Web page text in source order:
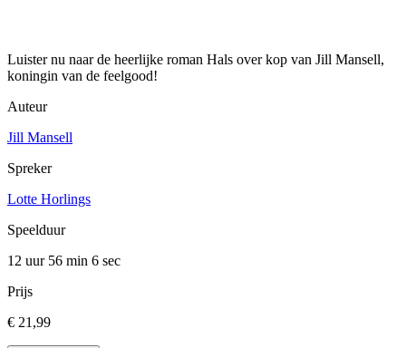
Luister nu naar de heerlijke roman Hals over kop van Jill Mansell,
koningin van de feelgood!
Auteur
Jill Mansell
Spreker
Lotte Horlings
Speelduur
12 uur 56 min 6 sec
Prijs
€ 21,99